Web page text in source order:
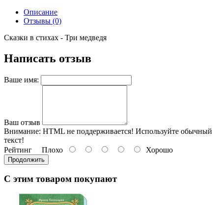
Описание
Отзывы (0)
Сказки в стихах - Три медведя
Написать отзыв
Ваше имя:
Ваш отзыв
Внимание: HTML не поддерживается! Используйте обычный
текст!
Рейтинг Плохо Хорошо
Продолжить
С этим товаром покупают